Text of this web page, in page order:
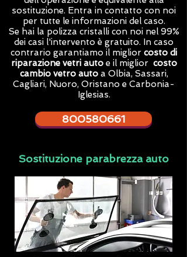
sostituzione. Entra in contatto con noi
per tutte le informazioni del caso.
Se hai la polizza cristalli con noi nel 99%
dei casi l'intervento è gratuito. In caso
contrario garantiamo il miglior costo di
riparazione vetri autoe il miglior costo
cambio vetro autoa Olbia, Sassari,
Cagliari, Nuoro, Oristano e Carbonia-
Iglesias.
800580661
Sostituzione parabrezza auto